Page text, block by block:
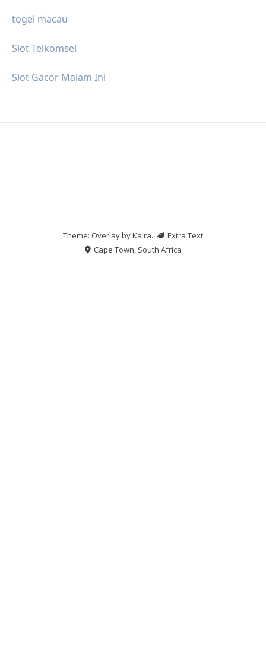
togel macau
Slot Telkomsel
Slot Gacor Malam Ini
Theme: Overlay byKaira.
Extra Text
Cape Town, South Africa